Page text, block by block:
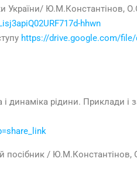
України/ Ю.М.Константінов,
hhwn
https://drive.google.com/
і динаміка рідини. Приклади
посібник /